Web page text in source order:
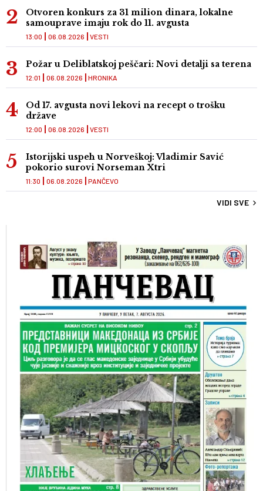
Otvoren konkurs za 31 milion dinara, lokalne
samouprave imaju rok do 11. avgusta
VESTI
13:00 06.08.2026
Požar u Deliblatskoj peščari: Novi detalji sa terena
HRONIKA
12:01 06.08.2026
Od 17. avgusta novi lekovi na recept o trošku
države
VESTI
12:00 06.08.2026
Istorijski uspeh u Norveškoj: Vladimir Savić
pokorio surovi Norseman Xtri
PANČEVO
11:30 06.08.2026
VIDI SVE